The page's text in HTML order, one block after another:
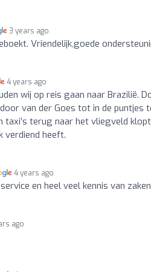
3 years ago
Vriendelijk,goede
4 years ago
wij op reis gaan naar Brazilië.
van der Goes tot in de puntjes
terug naar het vliegveld
verdiend heeft.
4 years ago
en heel veel kennis van
ago